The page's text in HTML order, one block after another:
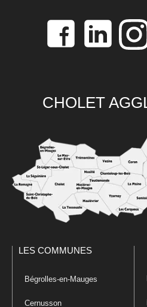
CHOLET
LES COMMUNES
Bégrolles-en-Mauges
Cernusson